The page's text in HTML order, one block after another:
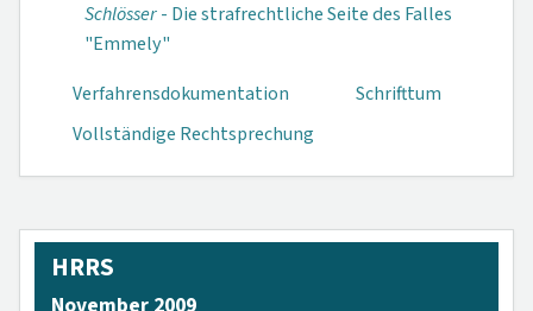
Schlösser- Die strafrechtliche Seite des Falles
"Emmely"
Verfahrensdokumen­tation
Schrifttum
Vollständige Rechtsprechung
HRRS